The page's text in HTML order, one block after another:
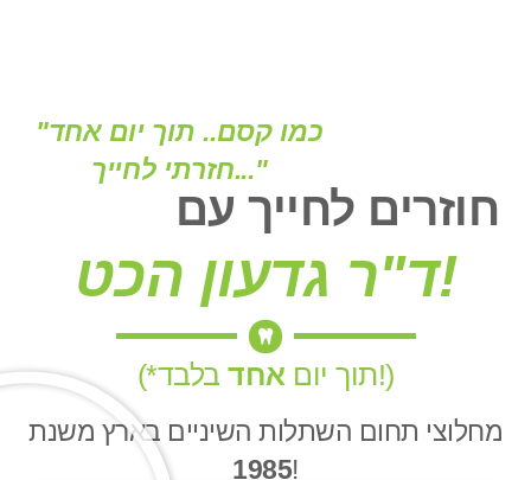
"כמו קסם.. תוך יום אחד
חזרתי לחייך..."
חוזרים לחייך עם
ד"ר גדעון הכט!
(*תוך יום אחד בלבד!)
מחלוצי תחום השתלות השיניים בארץ משנת
1985!